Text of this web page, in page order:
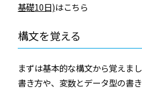
基礎10日)はこちら
構文を覚える
まずは基本的な構文から覚えま
書き方や、変数とデータ型の書